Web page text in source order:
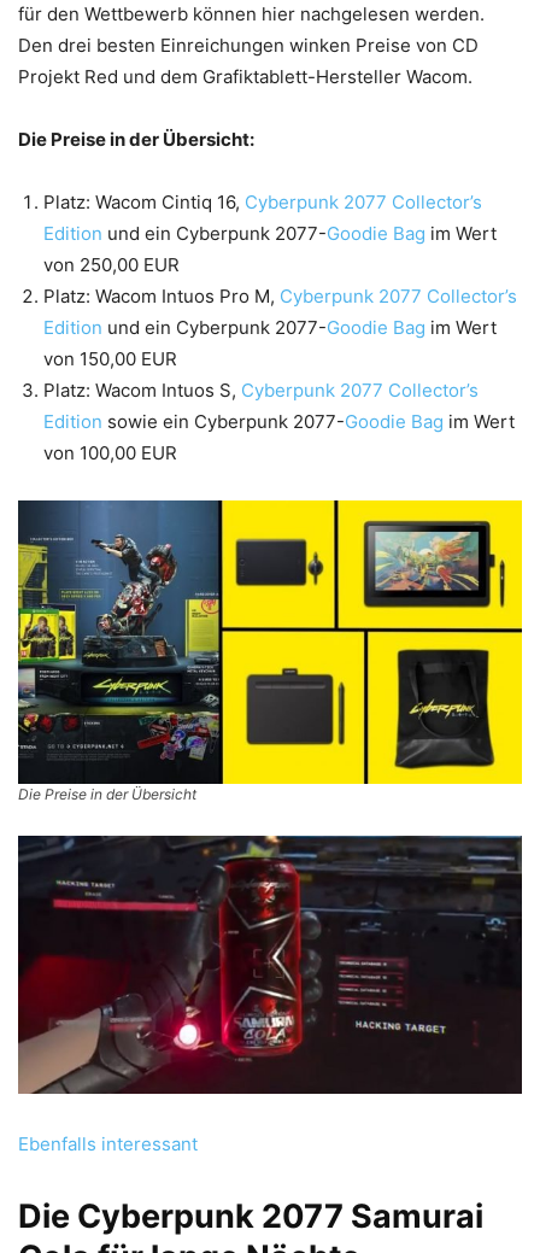
für den Wettbewerb können hier nachgelesen werden.
Den drei besten Einreichungen winken Preise von CD
Projekt Red und dem Grafiktablett-Hersteller Wacom.
Die Preise in der Übersicht:
Platz: Wacom Cintiq 16, Cyberpunk 2077 Collector’s
Edition und ein Cyberpunk 2077-Goodie Bag im Wert
von 250,00 EUR
Platz: Wacom Intuos Pro M, Cyberpunk 2077 Collector’s
Edition und ein Cyberpunk 2077-Goodie Bag im Wert
von 150,00 EUR
Platz: Wacom Intuos S, Cyberpunk 2077 Collector’s
Edition sowie ein Cyberpunk 2077-Goodie Bag im Wert
von 100,00 EUR
Die Preise in der Übersicht
Ebenfalls interessant
Die Cyberpunk 2077 Samurai